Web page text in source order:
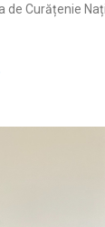
de Curățenie